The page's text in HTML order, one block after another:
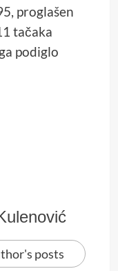
proglašen
tačaka
podiglo
posts